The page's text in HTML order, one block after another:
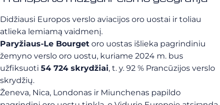
Didžiausi Europos verslo aviacijos oro uostai ir toliau
atlieka lemiamą vaidmenį.
Paryžiaus-Le Bourget oro uostas išlieka pagrindiniu
žemyno verslo oro uostu, kuriame 2024 m. bus
užfiksuoti 54 724 skrydžiai, t. y. 92 % Prancūzijos verslo
skrydžių.
Ženeva, Nica, Londonas ir Miunchenas papildo